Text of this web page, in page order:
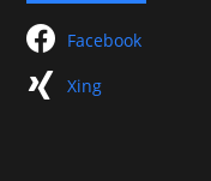
facebook Facebook
xing Xing